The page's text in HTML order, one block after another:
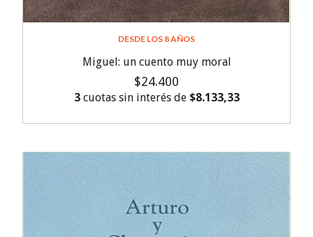
DESDE LOS 8 AÑOS
Miguel: un cuento muy moral
$24.400
3cuotas sin interés de $8.133,33